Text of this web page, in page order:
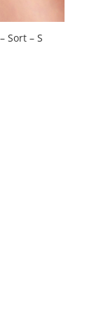
Sort – S